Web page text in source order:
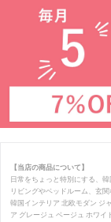
【当店の商品について】
日常をちょっと特別にする、韓
リビングやベッドルーム、玄
韓国インテリア 北欧モダン ジ
ア グレージュ ベージュ ホワイ